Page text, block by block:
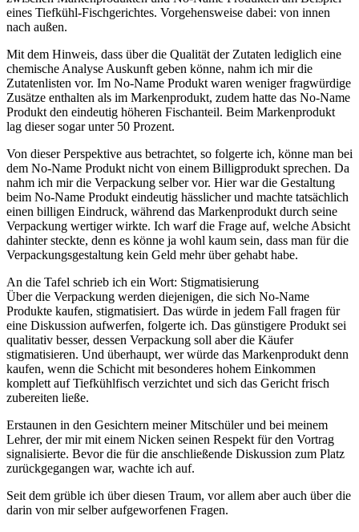
eines Tiefkühl-Fischgerichtes. Vorgehensweise dabei: von innen
nach außen.
Mit dem Hinweis, dass über die Qualität der Zutaten lediglich eine
chemische Analyse Auskunft geben könne, nahm ich mir die
Zutatenlisten vor. Im No-Name Produkt waren weniger fragwürdige
Zusätze enthalten als im Markenprodukt, zudem hatte das No-Name
Produkt den eindeutig höheren Fischanteil. Beim Markenprodukt
lag dieser sogar unter 50 Prozent.
Von dieser Perspektive aus betrachtet, so folgerte ich, könne man bei
dem No-Name Produkt nicht von einem Billigprodukt sprechen. Da
nahm ich mir die Verpackung selber vor. Hier war die Gestaltung
beim No-Name Produkt eindeutig hässlicher und machte tatsächlich
einen billigen Eindruck, während das Markenprodukt durch seine
Verpackung wertiger wirkte. Ich warf die Frage auf, welche Absicht
dahinter steckte, denn es könne ja wohl kaum sein, dass man für die
Verpackungsgestaltung kein Geld mehr über gehabt habe.
An die Tafel schrieb ich ein Wort: Stigmatisierung
Über die Verpackung werden diejenigen, die sich No-Name
Produkte kaufen, stigmatisiert. Das würde in jedem Fall fragen für
eine Diskussion aufwerfen, folgerte ich. Das günstigere Produkt sei
qualitativ besser, dessen Verpackung soll aber die Käufer
stigmatisieren. Und überhaupt, wer würde das Markenprodukt denn
kaufen, wenn die Schicht mit besonderes hohem Einkommen
komplett auf Tiefkühlfisch verzichtet und sich das Gericht frisch
zubereiten ließe.
Erstaunen in den Gesichtern meiner Mitschüler und bei meinem
Lehrer, der mir mit einem Nicken seinen Respekt für den Vortrag
signalisierte. Bevor die für die anschließende Diskussion zum Platz
zurückgegangen war, wachte ich auf.
Seit dem grüble ich über diesen Traum, vor allem aber auch über die
darin von mir selber aufgeworfenen Fragen.